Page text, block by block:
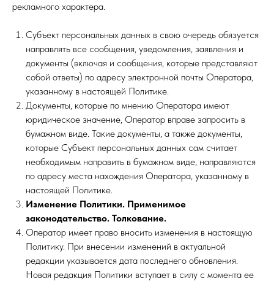
рекламного характера.
Субъект персональных данных в свою очередь обязуется
направлять все сообщения, уведомления, заявления и
документы (включая и сообщения, которые представляют
собой ответы) по адресу электронной почты Оператора,
указанному в настоящей Политике.
Документы, которые по мнению Оператора имеют
юридическое значение, Оператор вправе запросить в
бумажном виде. Такие документы, а также документы,
которые Субъект персональных данных сам считает
необходимым направить в бумажном виде, направляются
по адресу места нахождения Оператора, указанному в
настоящей Политике.
Изменение Политики. Применимое
законодательство. Толкование.
Оператор имеет право вносить изменения в настоящую
Политику. При внесении изменений в актуальной
редакции указывается дата последнего обновления.
Новая редакция Политики вступает в силу с момента ее